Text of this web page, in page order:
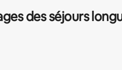
des séjours